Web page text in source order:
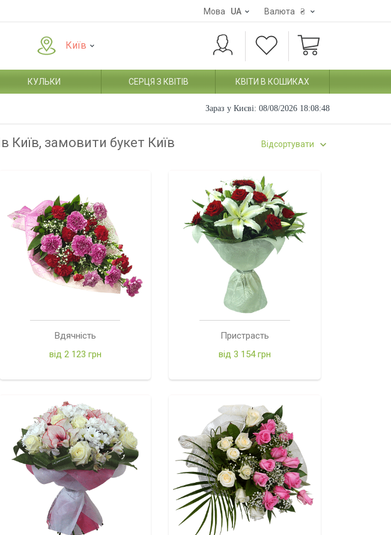
Мова UA Валюта ₴
Київ
КУЛЬКИ СЕРЦЯ З КВІТІВ КВІТИ В КОШИКАХ
Зараз у Києві: 08/08/2026 18:08:49
Київ, замовити букет Київ Відсортувати
Вдячність
від 2 123 грн
Пристрасть
від 3 154 грн